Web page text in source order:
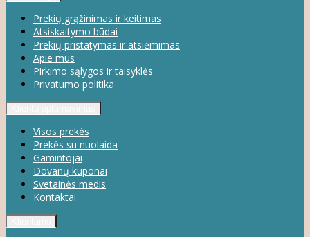
Prekių grąžinimas ir keitimas
Atsiskaitymo būdai
Prekių pristatymas ir atsiėmimas
Apie mus
Pirkimo sąlygos ir taisyklės
Privatumo politika
Visos prekės
Prekės su nuolaida
Gamintojai
Dovanų kuponai
Svetainės medis
Kontaktai